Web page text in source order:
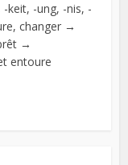
keit, -ung, -nis, -
changer →
→
entoure